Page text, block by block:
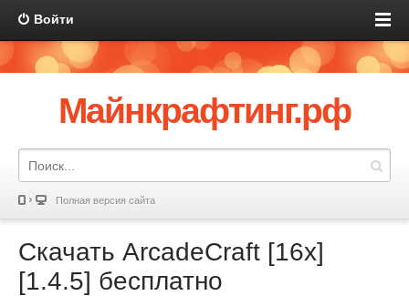
Войти
Майнкрафтинг.рф
Полная версия сайта
Скачать ArcadeCraft [16x]
[1.4.5] бесплатно